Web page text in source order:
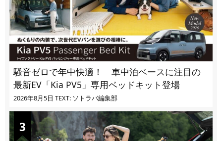
騒音ゼロで年中快適！ 車中泊ベースに注目の
最新EV「Kia PV5」専用ベッドキット登場
2026年8月5日 TEXT: ソトラバ編集部